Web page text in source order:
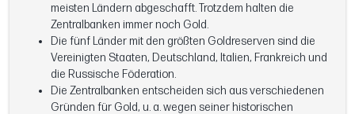
meisten Ländern abgeschafft. Trotzdem halten die
Zentralbanken immer noch Gold.
Die fünf Länder mit den größten Goldreserven sind die
Vereinigten Staaten, Deutschland, Italien, Frankreich und
die Russische Föderation.
Die Zentralbanken entscheiden sich aus verschiedenen
Gründen für Gold, u. a. wegen seiner historischen